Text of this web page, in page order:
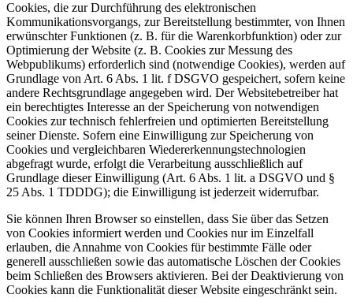
Cookies, die zur Durchführung des elektronischen
Kommunikationsvorgangs, zur Bereitstellung bestimmter, von Ihnen
erwünschter Funktionen (z. B. für die Warenkorbfunktion) oder zur
Optimierung der Website (z. B. Cookies zur Messung des
Webpublikums) erforderlich sind (notwendige Cookies), werden auf
Grundlage von Art. 6 Abs. 1 lit. f DSGVO gespeichert, sofern keine
andere Rechtsgrundlage angegeben wird. Der Websitebetreiber hat
ein berechtigtes Interesse an der Speicherung von notwendigen
Cookies zur technisch fehlerfreien und optimierten Bereitstellung
seiner Dienste. Sofern eine Einwilligung zur Speicherung von
Cookies und vergleichbaren Wiedererkennungstechnologien
abgefragt wurde, erfolgt die Verarbeitung ausschließlich auf
Grundlage dieser Einwilligung (Art. 6 Abs. 1 lit. a DSGVO und §
25 Abs. 1 TDDDG); die Einwilligung ist jederzeit widerrufbar.
Sie können Ihren Browser so einstellen, dass Sie über das Setzen
von Cookies informiert werden und Cookies nur im Einzelfall
erlauben, die Annahme von Cookies für bestimmte Fälle oder
generell ausschließen sowie das automatische Löschen der Cookies
beim Schließen des Browsers aktivieren. Bei der Deaktivierung von
Cookies kann die Funktionalität dieser Website eingeschränkt sein.